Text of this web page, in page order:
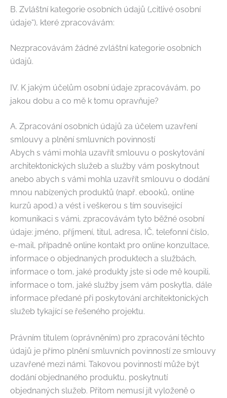
B. Zvláštní kategorie osobních údajů („citlivé osobní
údaje“), které zpracovávám:
Nezpracovávám žádné zvláštní kategorie osobních
údajů.
IV. K jakým účelům osobní údaje zpracovávám, po
jakou dobu a co mě k tomu opravňuje?
A. Zpracování osobních údajů za účelem uzavření
smlouvy a plnění smluvních povinností
Abych s vámi mohla uzavřít smlouvu o poskytování
architektonických služeb a služby vám poskytnout
anebo abych s vámi mohla uzavřít smlouvu o dodání
mnou nabízených produktů (např. ebooků, online
kurzů apod.) a vést i veškerou s tím související
komunikaci s vámi, zpracovávám tyto běžné osobní
údaje: jméno, příjmení, titul, adresa, IČ, telefonní číslo,
e-mail, případně online kontakt pro online konzultace,
informace o objednaných produktech a službách,
informace o tom, jaké produkty jste si ode mě koupili,
informace o tom, jaké služby jsem vám poskytla, dále
informace předané při poskytování architektonických
služeb tykající se řešeného projektu.
Právním titulem (oprávněním) pro zpracování těchto
údajů je přímo plnění smluvních povinností ze smlouvy
uzavřené mezi námi. Takovou povinností může být
dodání objednaného produktu, poskytnutí
objednaných služeb. Přitom nemusí jít vyloženě o